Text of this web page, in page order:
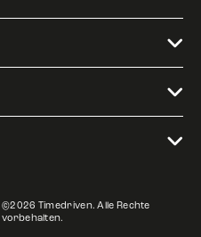
©2026 Timedriven. Alle Rechte
vorbehalten.